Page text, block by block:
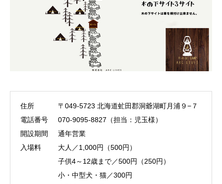
住所
〒049-5723 北海道虻田郡洞爺湖町月浦９−７
電話番号
070-9095-8827（担当：児玉様）
開設期間
通年営業
入場料
大人／1,000円（500円）
子供4～12歳まで／500円（250円）
小・中型犬・猫／300円